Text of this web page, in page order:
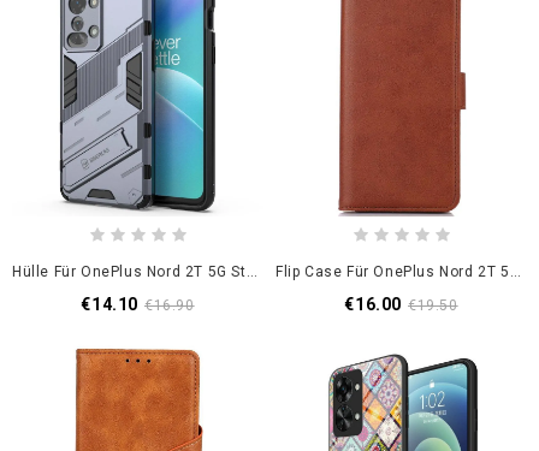
Hülle Für OnePlus Nord 2T 5G Ständer-Hybrid
€14.10 €16.90
Flip Case Für OnePlus Nord 2T 5G Klassischer Lederstil
€16.00 €19.50